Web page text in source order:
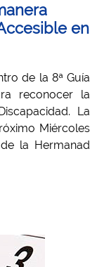
en
de la 8ª Guía
reconocer la
La
Miércoles
la Hermanad